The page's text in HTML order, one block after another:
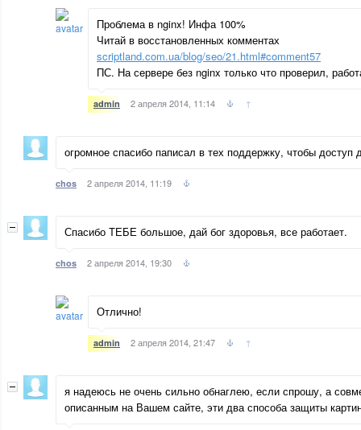
Проблема в nginx! Инфа 100%
Читай в восстановленных комментах
scriptland.com.ua/blog/seo/21.html#comment57
ПС. На сервере без nginx только что проверил,
admin 2 апреля 2014, 11:14 ↑
огромное спасибо паписал в тех поддержку, чтобы доступ
chos 2 апреля 2014, 11:19
Спасибо ТЕБЕ большое, дай бог здоровья, все работает.
chos 2 апреля 2014, 19:30
Отлично!
admin 2 апреля 2014, 21:47 ↑
я надеюсь не очень сильно обнаглею, если спрошу, а
описанным на Вашем сайте, эти два способа защиты